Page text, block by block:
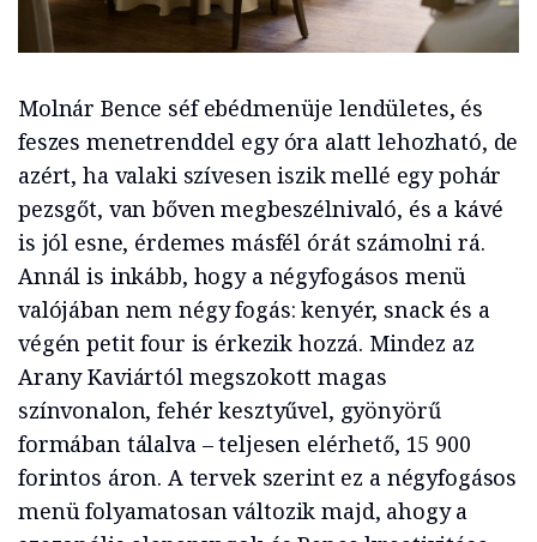
Molnár Bence séf ebédmenüje lendületes, és
feszes menetrenddel egy óra alatt lehozható, de
azért, ha valaki szívesen iszik mellé egy pohár
pezsgőt, van bőven megbeszélnivaló, és a kávé
is jól esne, érdemes másfél órát számolni rá.
Annál is inkább, hogy a négyfogásos menü
valójában nem négy fogás: kenyér, snack és a
végén petit four is érkezik hozzá. Mindez az
Arany Kaviártól megszokott magas
színvonalon, fehér kesztyűvel, gyönyörű
formában tálalva – teljesen elérhető, 15 900
forintos áron. A tervek szerint ez a négyfogásos
menü folyamatosan változik majd, ahogy a